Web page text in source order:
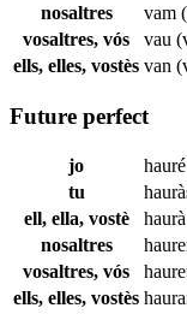
nosaltres
vam
vosaltres, vós
vau
ells, elles, vostès van
Future perfect
jo hauré
tu
ell, ella, vostè
haurà
nosaltres
vosaltres, vós
ells, elles, vostès